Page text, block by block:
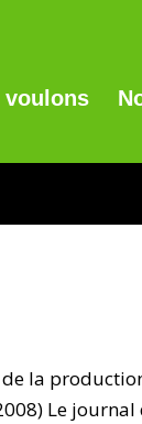
voulons
la
Le journal